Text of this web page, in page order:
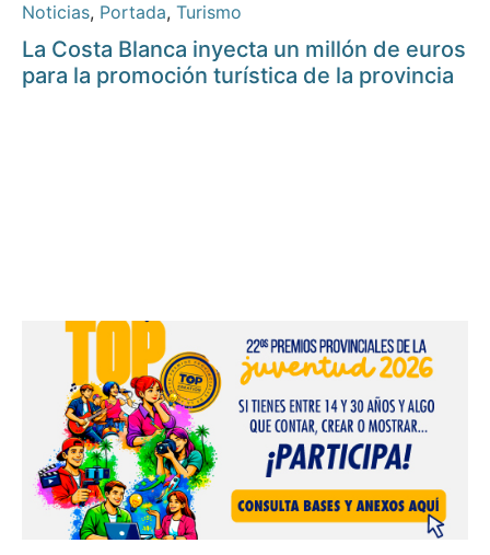
Noticias, Portada, Turismo
La Costa Blanca inyecta un millón de euros
para la promoción turística de la provincia